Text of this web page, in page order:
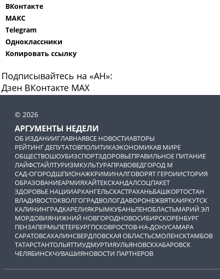
ВКонтакте
МАКС
Telegram
Одноклассники
Копировать ссылку
Подписывайтесь на «АН»:
Дзен ВКонтакте МАХ
© 2026
АРГУМЕНТЫ НЕДЕЛИ
ОБ ИЗДАНИИГЛАВНАЯВСЕ НОВОСТИАВТОРЫ
РЕЙТИНГ ДЕПУТАТОВПОЛИТИКАЭКОНОМИКАВ МИРЕ
ОБЩЕСТВОШОУБИЗСПОРТЗДОРОВЬЕПРАВИЛЬНОЕ ПИТАНИЕ
ЛАЙФСТАЙЛТУРИЗМКУЛЬТУРАПРАВОВЕДГОРОД М
САД-ОГОРОДШПИОНАЖКРИМИНАЛГОВОРЯТ ГЕРОИИСТОРИЯ
ОБРАЗОВАНИЕАРМИЯХАЙТЕКСКАНДАЛСОЦПАКЕТ
ЗДОРОВЬЕ НАЦИИАРХАНГЕЛЬСКАСТРАХАНЬБАШКОРТОСТАН
ВЛАДИВОСТОКВОЛГОГРАДВОЛОГДАВОРОНЕЖВЯТКАИРКУТСК
КАЛИНИНГРАДКАРЕЛИЯКРЫМКУБАНЬЛЕНОБЛАСТЬМАРИЙ ЭЛ
МОРДОВИЯНИЖНИЙ НОВГОРОДНОВОСИБИРСКОРЕНБУРГ
ПЕНЗАПЕРМЬПЕТЕРБУРГПСКОВРОСТОВ-НА-ДОНУСАМАРА
САРАТОВСАХАЛИНСВЕРДЛОВСКАЯ ОБЛАСТЬСМОЛЕНСКТАМБОВ
ТАТАРСТАНТОЛЬЯТТИУДМУРТИЯУЛЬЯНОВСКХАБАРОВСК
ЧЕЛЯБИНСКЧУВАШИЯНОВОСТИ ПАРТНЕРОВ